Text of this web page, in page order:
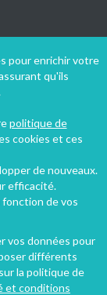
pour enrichir votre
qu'ils
politique de
cookies et ces
de nouveaux.
efficacité.
fonction de vos
vos données pour
différents
la politique de
et conditions
confidentialité
réservés ‐